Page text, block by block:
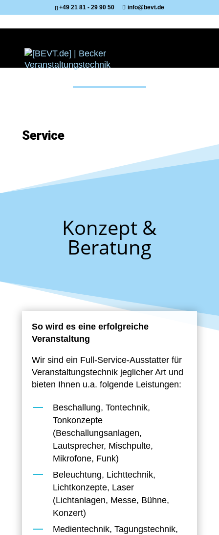
+49 21 81 - 29 90 50 info@bevt.de
Service
Service
Konzept &
Beratung
So wird es eine erfolgreiche
Veranstaltung
Wir sind ein Full-Service-Ausstatter für
Veranstaltungstechnik jeglicher Art und
bieten Ihnen u.a. folgende Leistungen:
Beschallung, Tontechnik,
Tonkonzepte
(Beschallungsanlagen,
Lautsprecher, Mischpulte,
Mikrofone, Funk)
Beleuchtung, Lichttechnik,
Lichtkonzepte, Laser
(Lichtanlagen, Messe, Bühne,
Konzert)
Medientechnik, Tagungstechnik,